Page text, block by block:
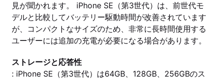
見が聞かれます。 iPhone SE（第3世代）は、前世代モ
デルと比較してバッテリー駆動時間が改善されています
が、コンパクトなサイズのため、非常に長時間使用する
ユーザーには追加の充電が必要になる場合があります。
ストレージと応答性
: iPhone SE（第3世代）は64GB、128GB、256GBのス